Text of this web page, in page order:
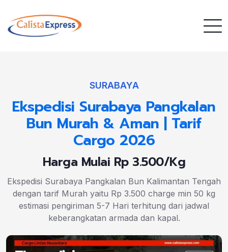
SURABAYA
Ekspedisi Surabaya Pangkalan
Bun Murah & Aman | Tarif
Cargo 2026
Harga Mulai Rp 3.500/Kg
Ekspedisi Surabaya Pangkalan Bun Kalimantan Tengah
dengan tarif Murah yaitu Rp 3.500 charge min 50 kg
estimasi pengiriman 5-7 Hari terhitung dari jadwal
keberangkatan armada dan kapal.